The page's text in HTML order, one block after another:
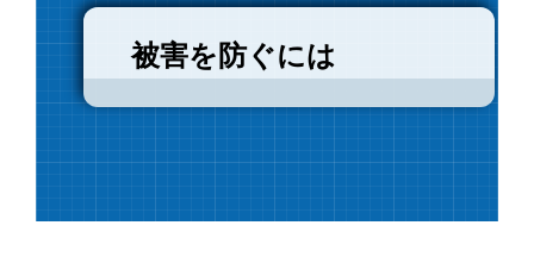
被害を防ぐには